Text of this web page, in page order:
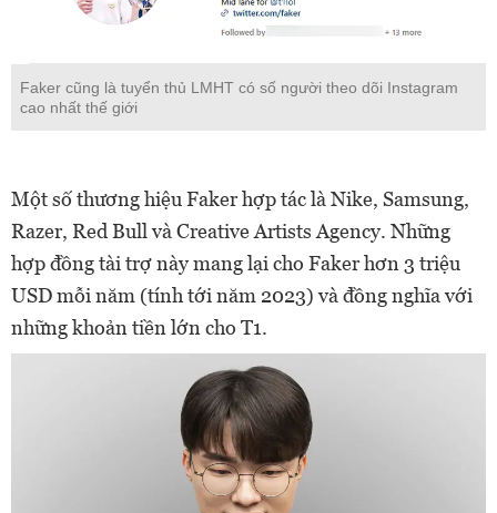
Faker cũng là tuyển thủ LMHT có số người theo dõi Instagram
cao nhất thế giới
Một số thương hiệu Faker hợp tác là Nike, Samsung,
Razer, Red Bull và Creative Artists Agency. Những
hợp đồng tài trợ này mang lại cho Faker hơn 3 triệu
USD mỗi năm (tính tới năm 2023) và đồng nghĩa với
những khoản tiền lớn cho T1.